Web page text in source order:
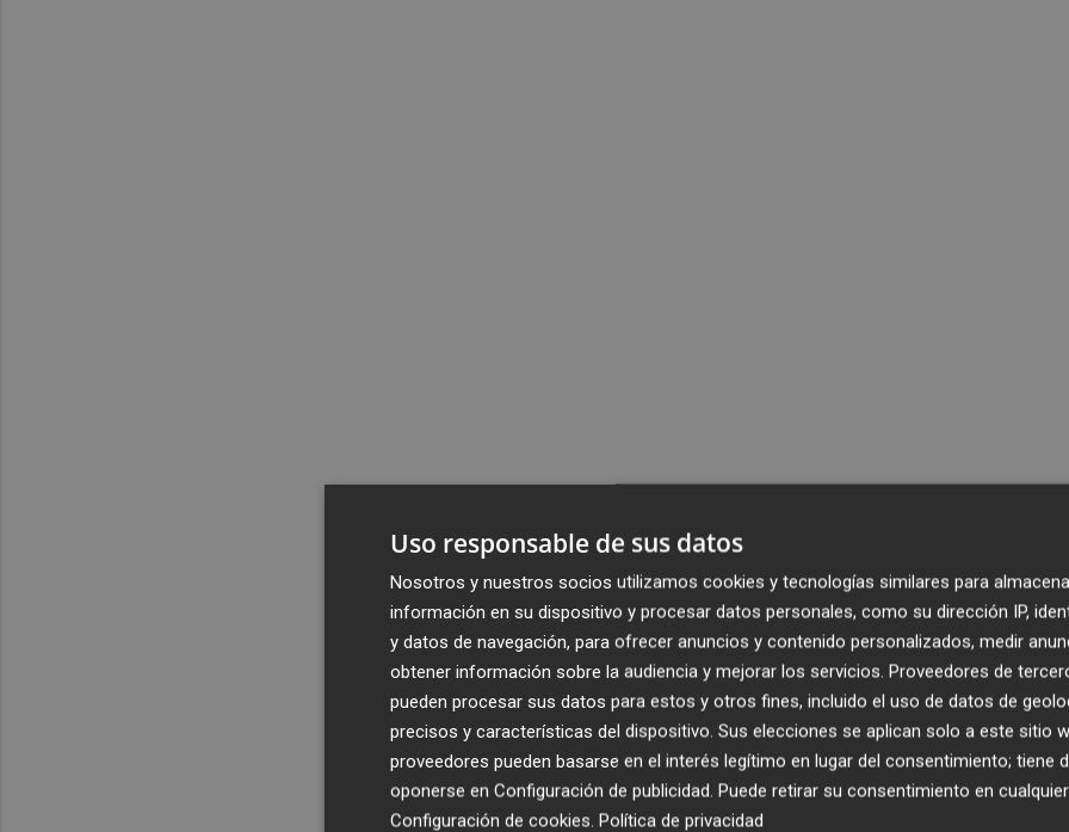
Uso responsable de sus datos
Nosotros y nuestros socios utilizamos cookies y tecnologías similares para
información en su dispositivo y procesar datos personales, como su dirección IP,
y datos de navegación, para ofrecer anuncios y contenido personalizados, medir
obtener información sobre la audiencia y mejorar los servicios. Proveedores de
pueden procesar sus datos para estos y otros fines, incluido el uso de datos de
precisos y características del dispositivo. Sus elecciones se aplican solo a este sitio
proveedores pueden basarse en el interés legítimo en lugar del consentimiento; tiene
oponerse en Configuración de publicidad. Puede retirar su consentimiento en
Configuración de cookies. Política de privacidad